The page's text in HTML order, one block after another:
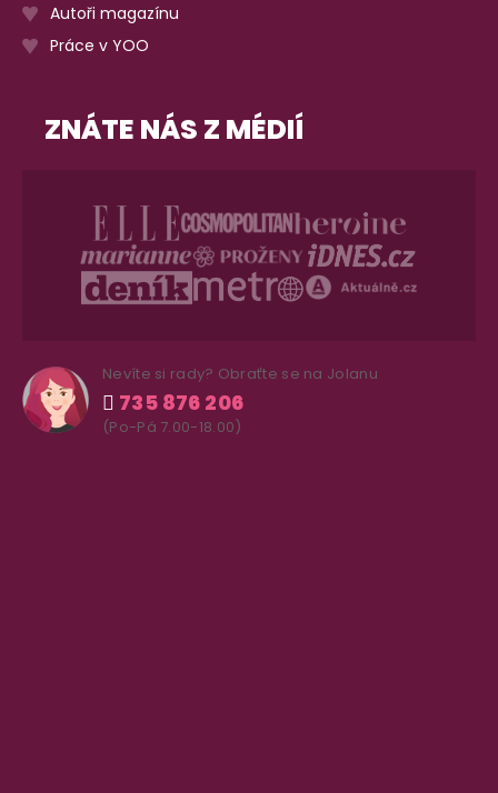
Autoři magazínu
Práce v YOO
ZNÁTE NÁS Z MÉDIÍ
Nevíte si rady? Obraťte se na Jolanu
735 876 206
(Po-Pá 7.00-18.00)